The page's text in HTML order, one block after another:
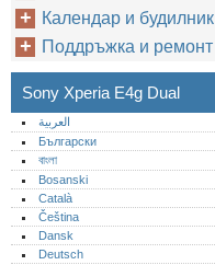
Календар и будилник
Поддръжка и ремонт
Sony Xperia E4g Dual
العربية
Български
বাংলা
Bosanski
Català
Čeština
Dansk
Deutsch